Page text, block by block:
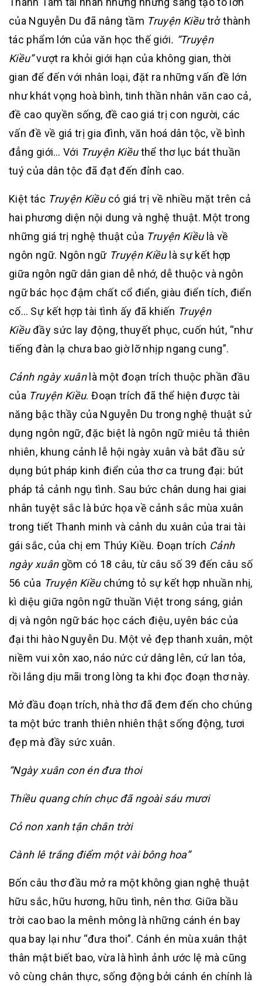
của Nguyễn Du đã nâng tầm Truyện Kiềutrở thành
tác phẩm lớn của văn học thế giới. “Truyện
Kiều”vượt ra khỏi giới hạn của không gian, thời
gian để đến với nhân loại, đặt ra những vấn đề lớn
như khát vọng hoà bình, tinh thần nhân văn cao cả,
đề cao quyền sống, đề cao giá trị con người, các
vấn đề về giá trị gia đình, văn hoá dân tộc, về bình
đẳng giới… Với Truyện Kiềuthể thơ lục bát thuần
tuý của dân tộc đã đạt đến đỉnh cao.
Kiệt tác Truyện Kiềucó giá trị về nhiều mặt trên cả
hai phương diện nội dung và nghệ thuật. Một trong
những giá trị nghệ thuật của Truyện Kiềulà về
ngôn ngữ. Ngôn ngữ Truyện Kiềulà sự kết hợp
giữa ngôn ngữ dân gian dễ nhớ, dễ thuộc và ngôn
ngữ bác học đậm chất cổ điển, giàu điển tích, điển
cố… Sự kết hợp tài tình ấy đã khiến Truyện
Kiềuđầy sức lay động, thuyết phục, cuốn hút, “như
tiếng đàn lạ chưa bao giờ lỡ nhịp ngang cung”.
Cảnh ngày xuânlà một đoạn trích thuộc phần đầu
của Truyện Kiều. Đoạn trích đã thể hiện được tài
năng bậc thầy của Nguyễn Du trong nghệ thuật sử
dụng ngôn ngữ, đặc biệt là ngôn ngữ miêu tả thiên
nhiên, khung cảnh lễ hội ngày xuân và bắt đầu sử
dụng bút pháp kinh điển của thơ ca trung đại: bút
pháp tả cảnh ngụ tình. Sau bức chân dung hai giai
nhân tuyệt sắc là bức họa về cảnh sắc mùa xuân
trong tiết Thanh minh và cảnh du xuân của trai tài
gái sắc, của chị em Thúy Kiều. Đoạn trích Cảnh
ngày xuângồm có 18 câu, từ câu số 39 đến câu số
56 của Truyện Kiềuchứng tỏ sự kết hợp nhuần nhị,
kì diệu giữa ngôn ngữ thuần Việt trong sáng, giản
dị và ngôn ngữ bác học cách điệu, uyên bác của
đại thi hào Nguyễn Du. Một vẻ đẹp thanh xuân, một
niềm vui xôn xao, náo nức cứ dâng lên, cứ lan tỏa,
rồi lắng dịu mãi trong lòng ta khi đọc đoạn thơ này.
Mở đầu đoạn trích, nhà thơ đã đem đến cho chúng
ta một bức tranh thiên nhiên thật sống động, tươi
đẹp mà đầy sức xuân.
“Ngày xuân con én đưa thoi
Thiều quang chín chục đã ngoài sáu mươi
Cỏ non xanh tận chân trời
Cành lê trắng điểm một vài bông hoa”
Bốn câu thơ đầu mở ra một không gian nghệ thuật
hữu sắc, hữu hương, hữu tình, nên thơ. Giữa bầu
trời cao bao la mênh mông là những cánh én bay
qua bay lại như “đưa thoi”. Cánh én mùa xuân thật
thân mật biết bao, vừa là hình ảnh ước lệ mà cũng
vô cùng chân thực, sống động bởi cánh én chính là